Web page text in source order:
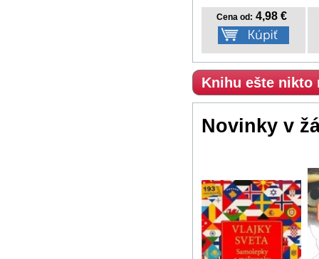
Cena od: 4,98 €
Knihu ešte nikto
Novinky v